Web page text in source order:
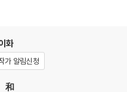
기의 불길
응
화
가 알림신청
和